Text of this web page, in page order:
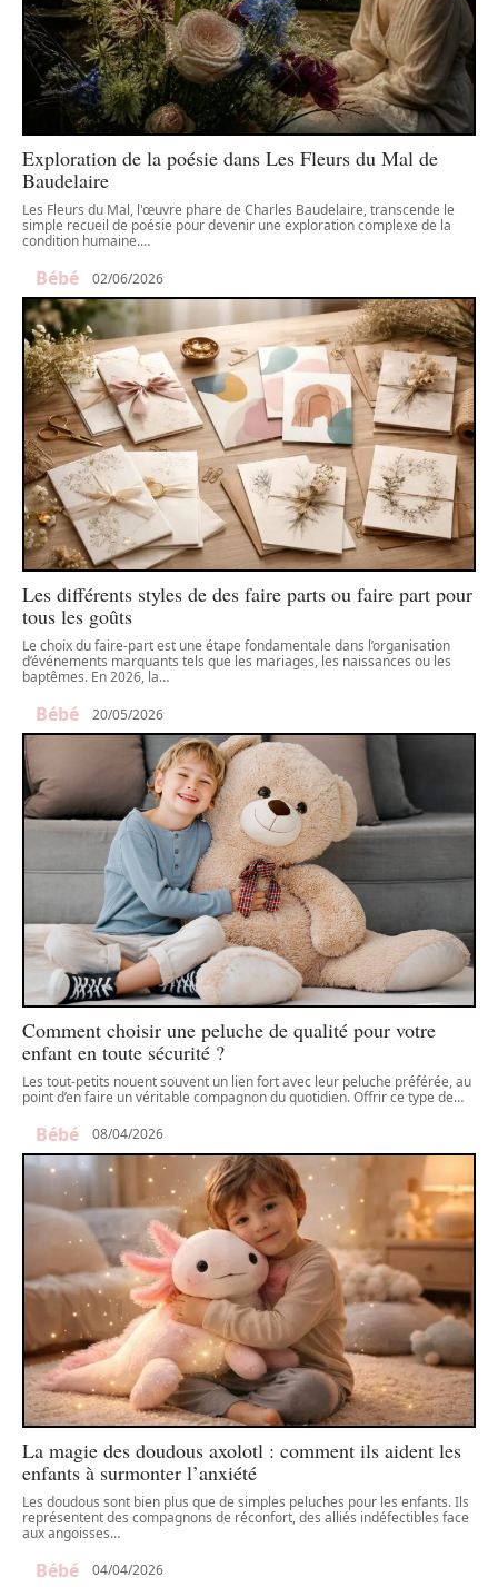
Exploration de la poésie dans Les Fleurs du Mal de
Baudelaire
Les Fleurs du Mal, l'œuvre phare de Charles Baudelaire, transcende le
simple recueil de poésie pour devenir une exploration complexe de la
condition humaine.…
Bébé 02/06/2026
Les différents styles de des faire parts ou faire part pour
tous les goûts
Le choix du faire-part est une étape fondamentale dans l’organisation
d’événements marquants tels que les mariages, les naissances ou les
baptêmes. En 2026, la…
Bébé 20/05/2026
Comment choisir une peluche de qualité pour votre
enfant en toute sécurité ?
Les tout-petits nouent souvent un lien fort avec leur peluche préférée, au
point d’en faire un véritable compagnon du quotidien. Offrir ce type de…
Bébé 08/04/2026
La magie des doudous axolotl : comment ils aident les
enfants à surmonter l’anxiété
Les doudous sont bien plus que de simples peluches pour les enfants. Ils
représentent des compagnons de réconfort, des alliés indéfectibles face
aux angoisses…
Bébé 04/04/2026